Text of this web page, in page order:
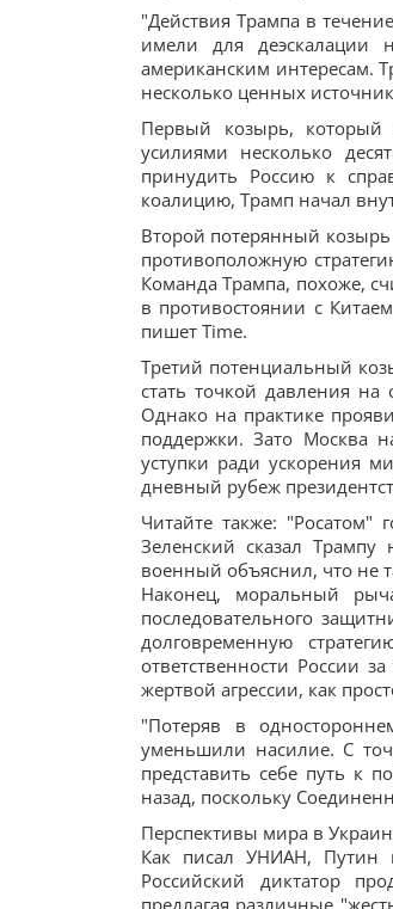
"Действия Трампа в
имели для деэскалации
американским интересам.
несколько ценных
Первый козырь,
усилиями несколько
принудить Россию к
коалицию, Трамп начал
Второй потерянный
противоположную
Команда Трампа, похоже,
в противостоянии с
пишет Time.
Третий потенциальный
стать точкой давления
Однако на практике
поддержки. Зато Москва
уступки ради ускорения
дневный рубеж
Читайте также: "Росатом"
Зеленский сказал Трампу
военный объяснил, что не
Наконец, моральный
последовательного
долговременную
ответственности России
жертвой агрессии, как
"Потеряв в
уменьшили насилие. С
представить себе путь к
назад, поскольку
Перспективы мира в
Как писал УНИАН, Путин
Российский диктатор
предлагая различные